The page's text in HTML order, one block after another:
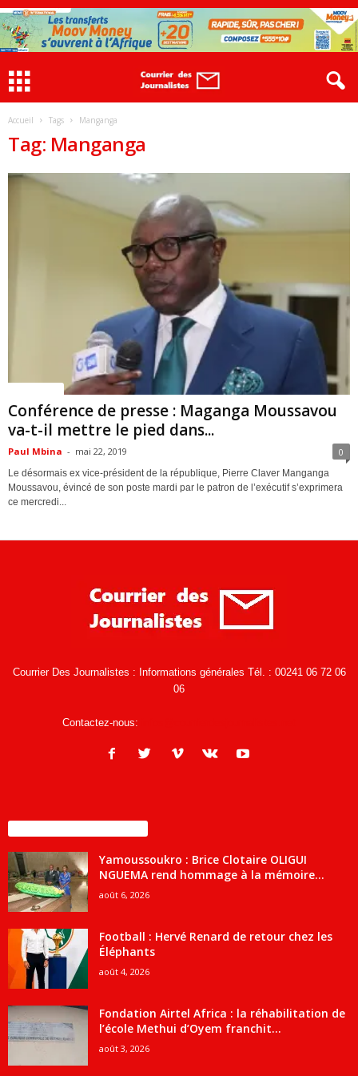
Accueil Tags Manganga
Tag: Manganga
Conférence de presse : Maganga Moussavou
va-t-il mettre le pied dans...
Paul Mbina - mai 22, 2019 0
Le désormais ex vice-président de la république, Pierre Claver Manganga
Moussavou, évincé de son poste mardi par le patron de l’exécutif s’exprimera
ce mercredi...
Courrier Des Journalistes : Informations générales Tél. : 00241 06 72 06
06
Contactez-nous:
Yamoussoukro : Brice Clotaire OLIGUI
NGUEMA rend hommage à la mémoire...
août 6, 2026
Football : Hervé Renard de retour chez les
Éléphants
août 4, 2026
Fondation Airtel Africa : la réhabilitation de
l’école Methui d’Oyem franchit...
août 3, 2026